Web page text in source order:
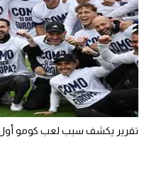
تقرير يكشف سبب لعب كومو أول 3 مباريات متتالية خارج